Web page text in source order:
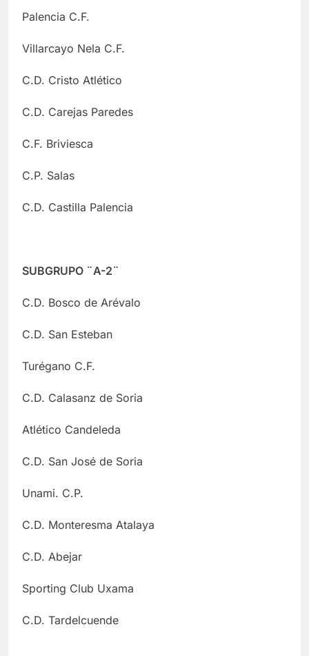
Palencia C.F.
Villarcayo Nela C.F.
C.D. Cristo Atlético
C.D. Carejas Paredes
C.F. Briviesca
C.P. Salas
C.D. Castilla Palencia
SUBGRUPO ¨A-2¨
C.D. Bosco de Arévalo
C.D. San Esteban
Turégano C.F.
C.D. Calasanz de Soria
Atlético Candeleda
C.D. San José de Soria
Unami. C.P.
C.D. Monteresma Atalaya
C.D. Abejar
Sporting Club Uxama
C.D. Tardelcuende